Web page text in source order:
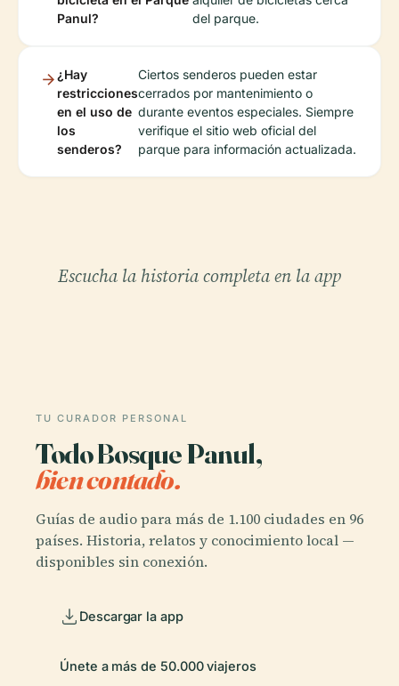
Panul?
del parque.
¿Hay
restricciones
en el uso de
los
senderos?
Ciertos senderos pueden estar
cerrados por mantenimiento o
durante eventos especiales. Siempre
verifique el sitio web oficial del
parque para información actualizada.
Escucha la historia completa en la app
TU CURADOR PERSONAL
Todo Bosque Panul,
bien contado.
Guías de audio para más de 1.100 ciudades en 96
países. Historia, relatos y conocimiento local —
disponibles sin conexión.
Descargar la app
Únete a más de 50.000 viajeros